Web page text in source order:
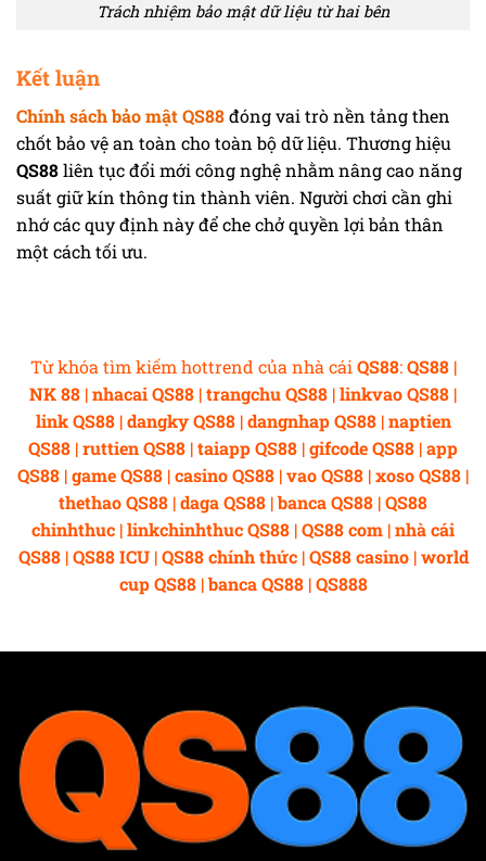
Trách nhiệm bảo mật dữ liệu từ hai bên
Kết luận
Chính sách bảo mật QS88đóng vai trò nền tảng then
chốt bảo vệ an toàn cho toàn bộ dữ liệu. Thương hiệu
QS88liên tục đổi mới công nghệ nhằm nâng cao năng
suất giữ kín thông tin thành viên. Người chơi cần ghi
nhớ các quy định này để che chở quyền lợi bản thân
một cách tối ưu.
Từ khóa tìm kiếm hottrend của nhà cái QS88:QS88 |
NK 88 | nhacai QS88 | trangchu QS88 | linkvao QS88 |
link QS88 | dangky QS88 | dangnhap QS88 | naptien
QS88 | ruttien QS88 | taiapp QS88 | gifcode QS88 | app
QS88 | game QS88 | casino QS88 | vao QS88 | xoso QS88 |
thethao QS88 | daga QS88 | banca QS88 | QS88
chinhthuc | linkchinhthuc QS88 | QS88 com | nhà cái
QS88 | QS88 ICU | QS88 chính thức | QS88 casino | world
cup QS88 | banca QS88 | QS888